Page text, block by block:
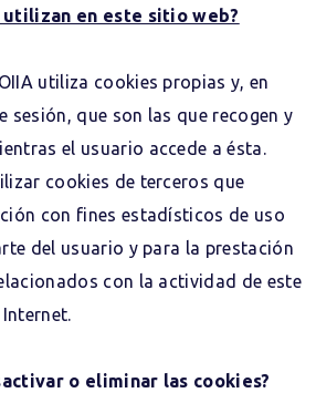
utilizan en este sitio web?
utiliza cookies propias y, en
sesión, que son las que recogen y
el usuario accede a ésta.
cookies de terceros que
con fines estadísticos de uso
del usuario y para la prestación
con la actividad de este
o eliminar las cookies?